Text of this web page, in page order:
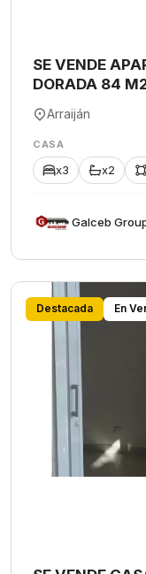
SE VENDE
DORADA 84
Arraiján
CASA
x3 x2
Destacada En